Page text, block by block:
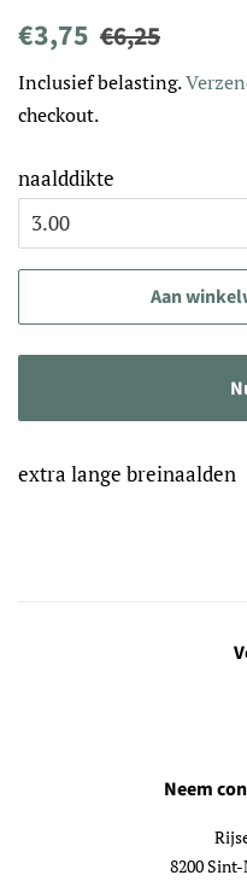
Normale
€3,75 Aanbiedingsprijs
€6,25
Inclusief belasting.
checkout.
naalddikte
Aan
extra lange breinaalden
Neem
8200